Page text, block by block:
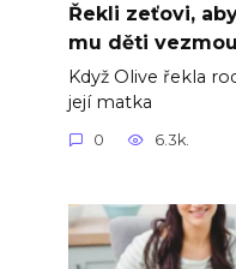
Řekli zeťovi,
mu děti
Když Olive řekla
její matka
0 6.3k.